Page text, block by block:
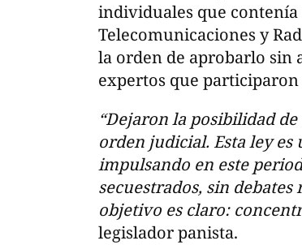
individuales que
Telecomunicaciones y
la orden de aprobarlo sin
expertos que participaron
“Dejaron la posibilidad
orden judicial. Esta ley es
impulsando en este
secuestrados, sin
objetivo es claro:
legislador panista.